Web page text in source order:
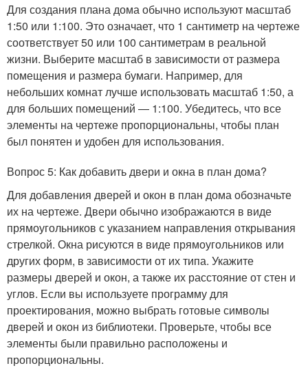
Для создания плана дома обычно используют масштаб
1:50 или 1:100. Это означает, что 1 сантиметр на чертеже
соответствует 50 или 100 сантиметрам в реальной
жизни. Выберите масштаб в зависимости от размера
помещения и размера бумаги. Например, для
небольших комнат лучше использовать масштаб 1:50, а
для больших помещений — 1:100. Убедитесь, что все
элементы на чертеже пропорциональны, чтобы план
был понятен и удобен для использования.
Вопрос 5: Как добавить двери и окна в план дома?
Для добавления дверей и окон в план дома обозначьте
их на чертеже. Двери обычно изображаются в виде
прямоугольников с указанием направления открывания
стрелкой. Окна рисуются в виде прямоугольников или
других форм, в зависимости от их типа. Укажите
размеры дверей и окон, а также их расстояние от стен и
углов. Если вы используете программу для
проектирования, можно выбрать готовые символы
дверей и окон из библиотеки. Проверьте, чтобы все
элементы были правильно расположены и
пропорциональны.